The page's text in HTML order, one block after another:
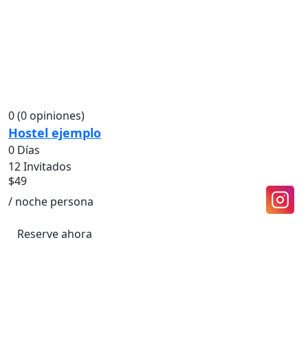
0(0 opiniones)
Hostel ejemplo
0 Días
12 Invitados
$49
/ noche persona
Reserve ahora